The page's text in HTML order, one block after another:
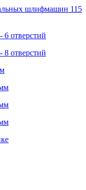
шлифмашин 115
отверстий
отверстий